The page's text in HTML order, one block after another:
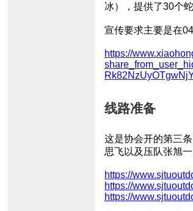
冰），提供了30个
宣传要求主要是在
https://
线路准备
这是协会开的第三
思飞以及压队张旭
https://
https://
https://